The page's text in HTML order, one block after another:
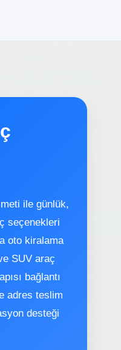
ile günlük,
seçenekleri
oto kiralama
SUV araç
bağlantı
adres teslim
desteği